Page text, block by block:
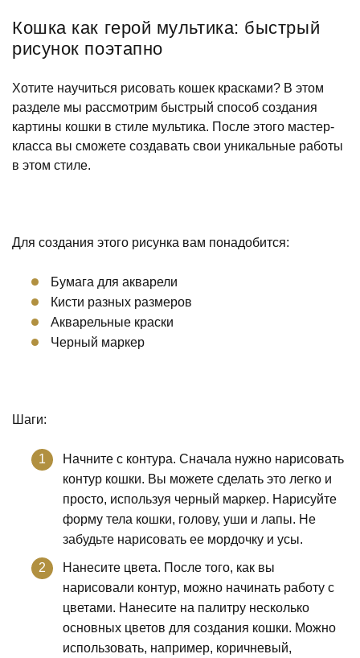
Кошка как герой мультика: быстрый
рисунок поэтапно
Хотите научиться рисовать кошек красками? В этом
разделе мы рассмотрим быстрый способ создания
картины кошки в стиле мультика. После этого мастер-
класса вы сможете создавать свои уникальные работы
в этом стиле.
Для создания этого рисунка вам понадобится:
Бумага для акварели
Кисти разных размеров
Акварельные краски
Черный маркер
Шаги:
Начните с контура. Сначала нужно нарисовать
контур кошки. Вы можете сделать это легко и
просто, используя черный маркер. Нарисуйте
форму тела кошки, голову, уши и лапы. Не
забудьте нарисовать ее мордочку и усы.
Нанесите цвета. После того, как вы
нарисовали контур, можно начинать работу с
цветами. Нанесите на палитру несколько
основных цветов для создания кошки. Можно
использовать, например, коричневый,